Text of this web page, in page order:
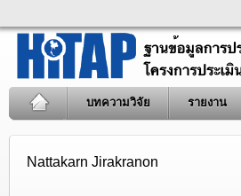
บทความวิจัย รายงาน
Nattakarn Jirakranon